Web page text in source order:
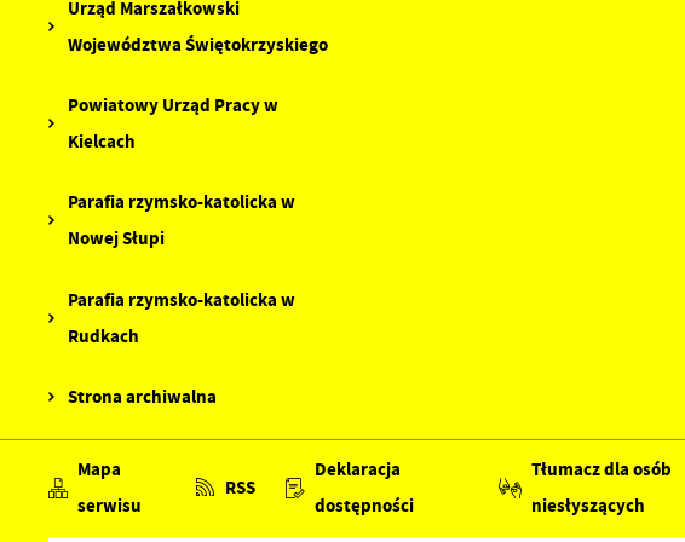
Urząd Marszałkowski
Województwa Świętokrzyskiego
Powiatowy Urząd Pracy w
Kielcach
Parafia rzymsko-katolicka w
Nowej Słupi
Parafia rzymsko-katolicka w
Rudkach
Strona archiwalna
Mapa
serwisu
RSS
Deklaracja
dostępności
Tłumacz dla osób
niesłyszących